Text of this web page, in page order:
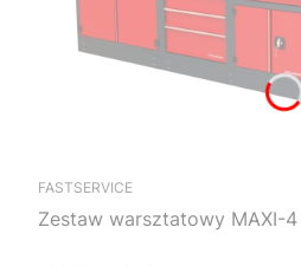
FASTSERVICE
Zestaw warsztatowy MAXI-4